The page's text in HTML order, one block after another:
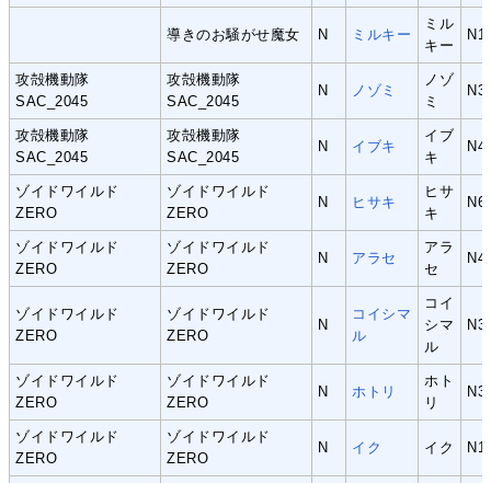
導きのお騒がせ魔女 N ミルキー
ミル
キー
N1
攻殻機動隊
SAC_2045
攻殻機動隊
SAC_2045
N ノゾミ
ノゾ
ミ
N3
攻殻機動隊
SAC_2045
攻殻機動隊
SAC_2045
N イブキ
イブ
キ
N4
ゾイドワイルド
ZERO
ゾイドワイルド
ZERO
N ヒサキ
ヒサ
キ
N6
ゾイドワイルド
ZERO
ゾイドワイルド
ZERO
N アラセ
アラ
セ
N4
ゾイドワイルド
ZERO
ゾイドワイルド
ZERO
N
コイシマ
ル
コイ
シマ
ル
N3
ゾイドワイルド
ZERO
ゾイドワイルド
ZERO
N ホトリ
ホト
リ
N3
ゾイドワイルド
ZERO
ゾイドワイルド
ZERO
N イク イク N1